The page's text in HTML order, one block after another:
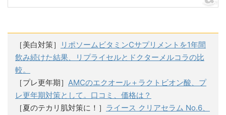
［美白対策］
リポソームビタミンCサプリメントを1年間
飲み続けた結果、リプライセルとドクターメルコラの比
較。
［プレ更年期］ AMCのエクオール＋ラクトビオン酸、プ
レ更年期対策として。口コミ、価格は？
［夏のテカリ肌対策に！］ ライース クリアセラム No.6、